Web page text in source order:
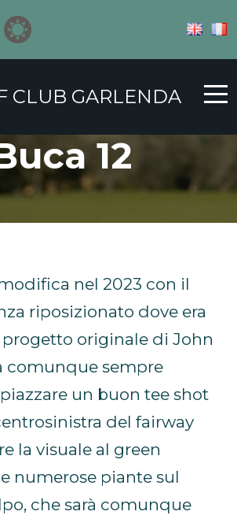
CLUB GARLENDA
12
nel 2023 con il
riposizionato dove era
originale di John
comunque sempre
un buon tee shot
del fairway
la visuale al green
numerose piante sul
che sarà comunque